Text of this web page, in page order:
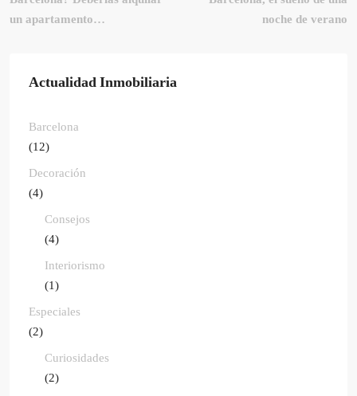
un apartamento…
noche de verano
Actualidad Inmobiliaria
Barcelona
(12)
Decoración
(4)
Consejos
(4)
Interiorismo
(1)
Especiales
(2)
Curiosidades
(2)